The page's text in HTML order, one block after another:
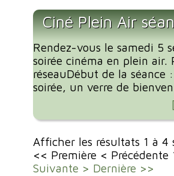
Ciné Plein Air
Rendez-vous le samedi 5
soirée cinéma en plein
réseauDébut de la
soirée, un verre de
Afficher les résultats 1 à
<< Première < Précédente
Suivante > Dernière >>